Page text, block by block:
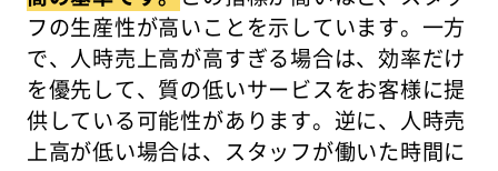
フの生産性が高いことを示しています。一方
で、人時売上高が高すぎる場合は、効率だけ
を優先して、質の低いサービスをお客様に提
供している可能性があります。逆に、人時売
上高が低い場合は、スタッフが働いた時間に